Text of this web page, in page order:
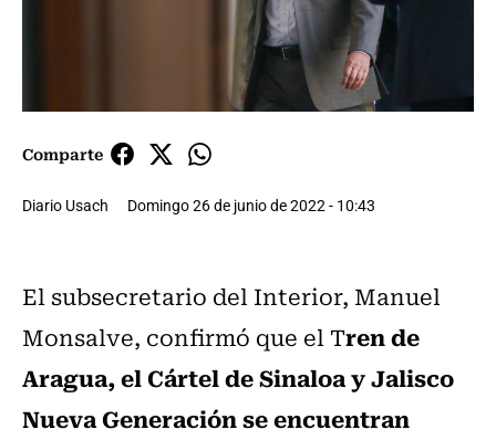
Comparte
Diario Usach Domingo 26 de junio de 2022 - 10:43
El subsecretario del Interior, Manuel
Monsalve, confirmó que el Tren de
Aragua, el Cártel de Sinaloa y Jalisco
Nueva Generación se encuentran